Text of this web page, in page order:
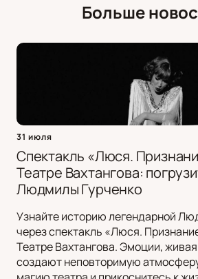
Больше
31 июля
Спектакль «Люся.
Театре Вахтангова:
Людмилы Гурченко
Узнайте историю легендарной
через спектакль «Люся.
Театре Вахтангова. Эмоции,
создают неповторимую